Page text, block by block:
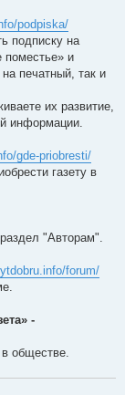
podpiska/
подписку на
поместье» и
печатный, так и
их развитие,
информации.
gde-priobresti/
газету в
"Авторам".
forum/
-
обществе.